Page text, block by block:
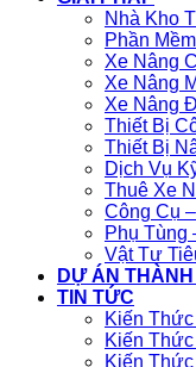
Nhà Kho
Phần
Xe Nâng
Xe Nâng
Xe Nâng
Thiết Bị
Thiết Bị
Dịch Vụ
Thuê Xe
Công Cụ
Phụ Tùng
Vật Tư
DỰ ÁN
TIN TỨC
Kiến
Kiến
Kiến